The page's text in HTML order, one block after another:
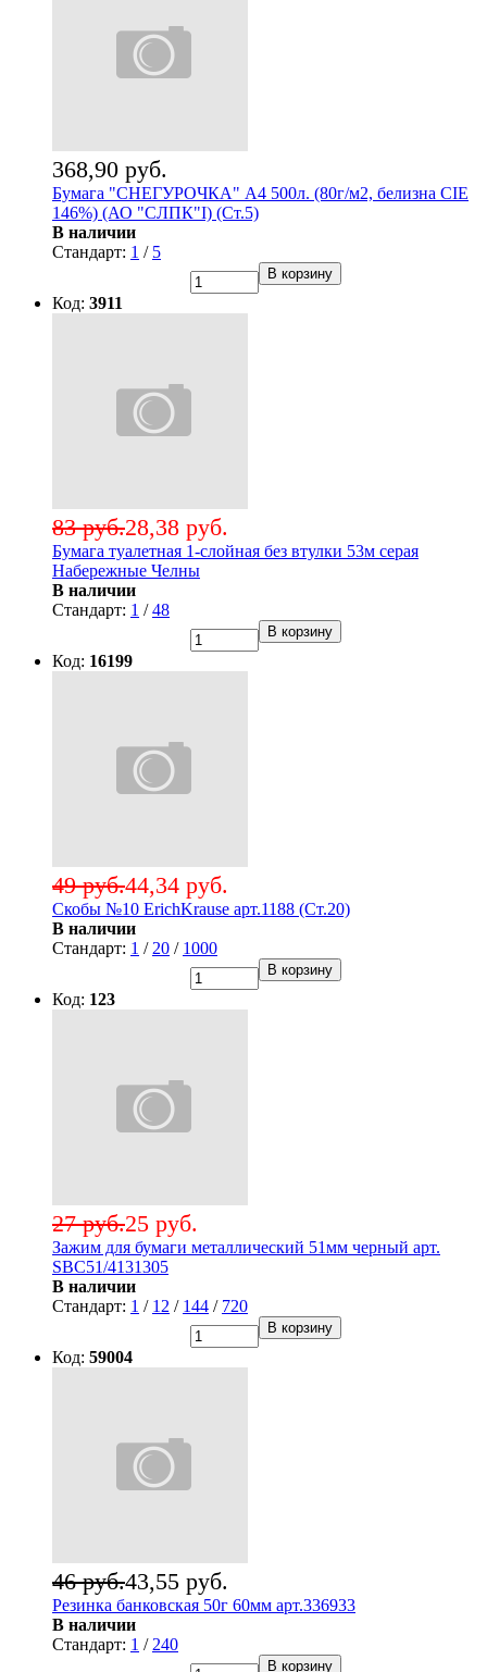
368,90 руб.
Бумага "СНЕГУРОЧКА" А4 500л. (80г/м2, белизна CIE
146%) (АО "СЛПК"I) (Ст.5)
В наличии
Стандарт: 1 / 5
В корзину
Код: 3911
28,38 руб.
83 руб.
Бумага туалетная 1-слойная без втулки 53м серая
Набережные Челны
В наличии
Стандарт: 1 /48
В корзину
Код: 16199
44,34 руб.
49 руб.
Скобы №10 ErichKrause арт.1188 (Ст.20)
В наличии
Стандарт: 1 / 20 / 1000
В корзину
Код: 123
25 руб.
27 руб.
Зажим для бумаги металлический 51мм черный арт.
SBC51/4131305
В наличии
Стандарт: 1 / 12 / 144 / 720
В корзину
Код: 59004
43,55 руб.
46 руб.
Резинка банковская 50г 60мм арт.336933
В наличии
Стандарт: 1 / 240
В корзину